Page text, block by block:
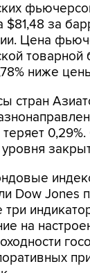
$81,48 за
Цена
товарной
ниже
стран
теряет
уровня
Dow Jones
три
на